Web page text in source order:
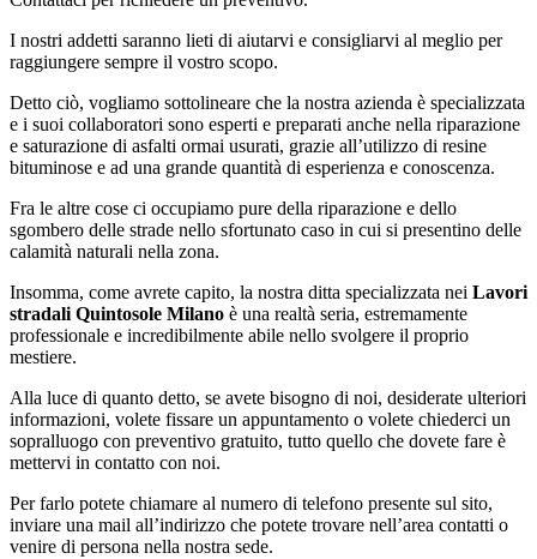
I nostri addetti saranno lieti di aiutarvi e consigliarvi al meglio per
raggiungere sempre il vostro scopo.
Detto ciò, vogliamo sottolineare che la nostra azienda è specializzata
e i suoi collaboratori sono esperti e preparati anche nella riparazione
e saturazione di asfalti ormai usurati, grazie all’utilizzo di resine
bituminose e ad una grande quantità di esperienza e conoscenza.
Fra le altre cose ci occupiamo pure della riparazione e dello
sgombero delle strade nello sfortunato caso in cui si presentino delle
calamità naturali nella zona.
Insomma, come avrete capito, la nostra ditta specializzata nei Lavori
stradali Quintosole Milano è una realtà seria, estremamente
professionale e incredibilmente abile nello svolgere il proprio
mestiere.
Alla luce di quanto detto, se avete bisogno di noi, desiderate ulteriori
informazioni, volete fissare un appuntamento o volete chiederci un
sopralluogo con preventivo gratuito, tutto quello che dovete fare è
mettervi in contatto con noi.
Per farlo potete chiamare al numero di telefono presente sul sito,
inviare una mail all’indirizzo che potete trovare nell’area contatti o
venire di persona nella nostra sede.